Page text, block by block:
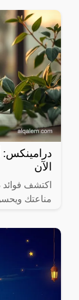
الآن
اكتشف
مناعتك